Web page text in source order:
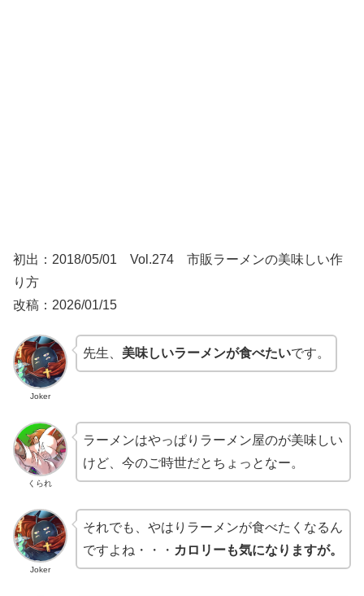
初出：2018/05/01 Vol.274 市販ラーメンの美味しい作
り方
改稿：2026/01/15
Joker
先生、 美味しいラーメンが食べたいです。
くられ
ラーメンはやっぱりラーメン屋のが美味しい
けど、今のご時世だとちょっとなー。
Joker
それでも、やはりラーメンが食べたくなるん
ですよね・・・ カロリーも気になりますが。